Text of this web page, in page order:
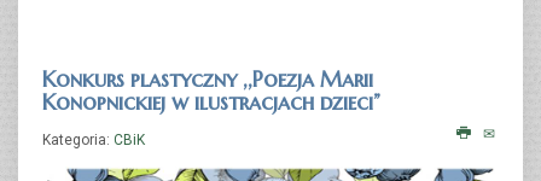
Konkurs plastyczny ,,Poezja Marii
Konopnickiej w ilustracjach dzieci”
Kategoria: CBiK